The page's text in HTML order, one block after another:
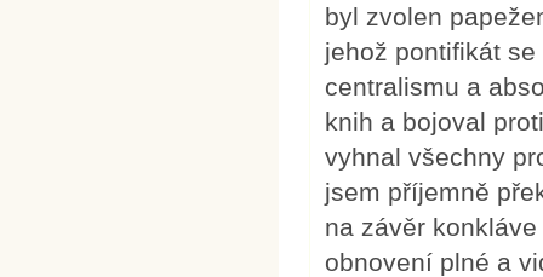
byl zvolen
jehož pontifikát
centralismu a
knih a bojoval
vyhnal všechny
jsem příjemně
na závěr
obnovení plné a